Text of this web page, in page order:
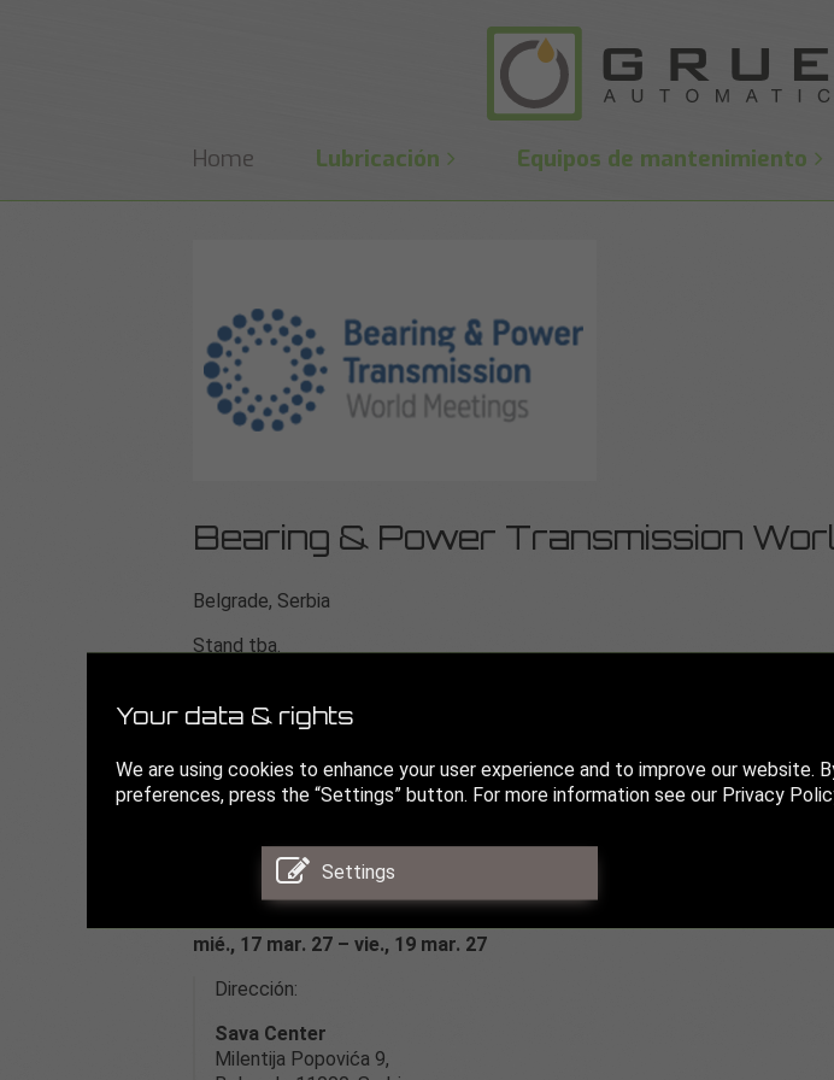
Home Lubricación Equipos de mantenimiento
Bearing & Power Transmission
Belgrade, Serbia
Stand tba.
finales del sector de los rodamientos y la transmisión de potencia.
Las reuniones mundiales de Bearing & Power Transmission son un
profesionales de más de 42 países.
potencia se reunirán durante tres días en el marco de reuniones B2B,
Se espera que más de 250 empresas y más de 450 delegados de
mié., 17 mar. 27 – vie., 19 mar. 27
Dirección:
Sava Center
Milentija Popovića 9,
Your data & rights
We are using cookies to enhance your user experience and to improve our website.
preferences, press the “Settings” button. For more information see our Privacy
Settings